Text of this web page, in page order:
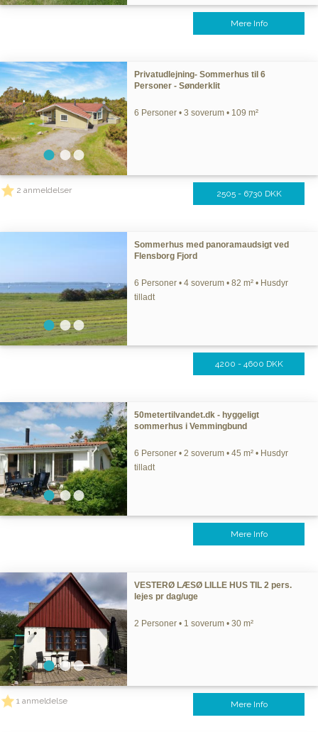
Mere Info
Privatudlejning- Sommerhus til 6
Personer - Sønderklit
6 Personer • 3 soverum • 109 m²
2 anmeldelser 2505 - 6730 DKK
Sommerhus med panoramaudsigt ved
Flensborg Fjord
6 Personer • 4 soverum • 82 m² • Husdyr
tilladt
4200 - 4600 DKK
50metertilvandet.dk - hyggeligt
sommerhus i Vemmingbund
6 Personer • 2 soverum • 45 m² • Husdyr
tilladt
Mere Info
VESTERØ LÆSØ LILLE HUS TIL 2 pers.
lejes pr dag/uge
2 Personer • 1 soverum • 30 m²
1 anmeldelse Mere Info